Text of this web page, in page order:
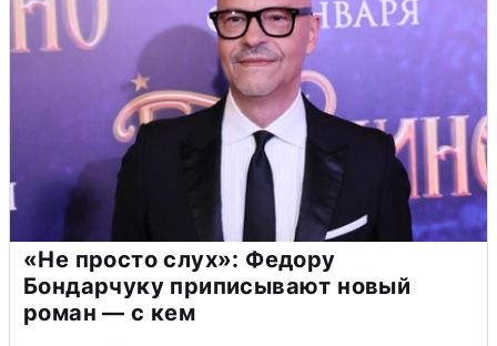
«Не просто слух»: Федору
Бондарчуку приписывают новый
роман — с кем